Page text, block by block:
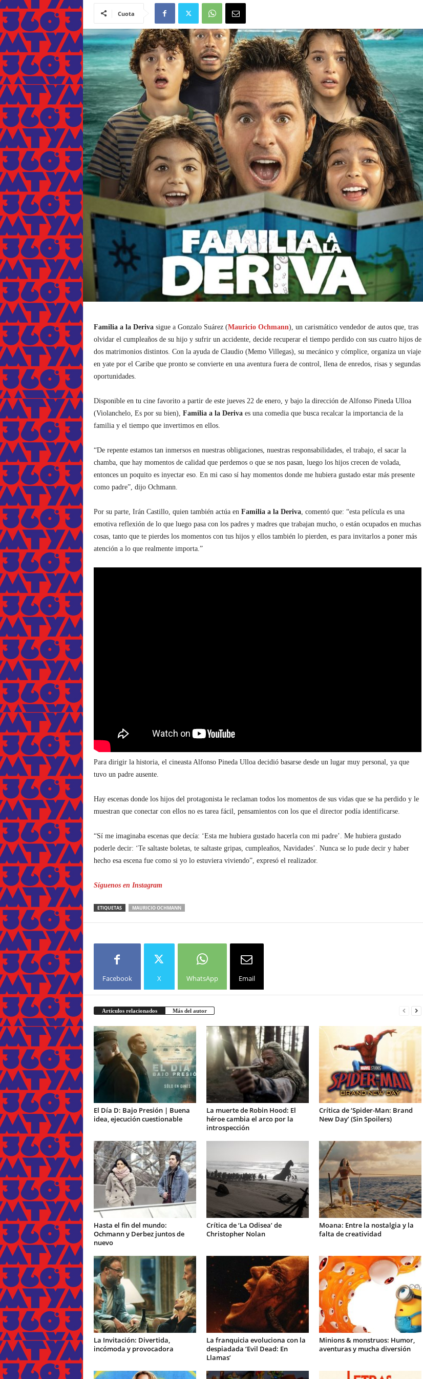
Cuota
Familia a la Derivasigue a Gonzalo Suárez (Mauricio Ochmann), un carismático vendedor de autos que, tras
olvidar el cumpleaños de su hijo y sufrir un accidente, decide recuperar el tiempo perdido con sus cuatro hijos de
dos matrimonios distintos. Con la ayuda de Claudio (Memo Villegas), su mecánico y cómplice, organiza un viaje
en yate por el Caribe que pronto se convierte en una aventura fuera de control, llena de enredos, risas y segundas
oportunidades.
Disponible en tu cine favorito a partir de este jueves 22 de enero, y bajo la dirección de Alfonso Pineda Ulloa
(Violanchelo, Es por su bien), Familia a la Derivaes una comedia que busca recalcar la importancia de la
familia y el tiempo que invertimos en ellos.
“De repente estamos tan inmersos en nuestras obligaciones, nuestras responsabilidades, el trabajo, el sacar la
chamba, que hay momentos de calidad que perdemos o que se nos pasan, luego los hijos crecen de volada,
entonces un poquito es inyectar eso. En mi caso sí hay momentos donde me hubiera gustado estar más presente
como padre”, dijo Ochmann.
Por su parte, Irán Castillo, quien también actúa en Familia a la Deriva, comentó que: “esta película es una
emotiva reflexión de lo que luego pasa con los padres y madres que trabajan mucho, o están ocupados en muchas
cosas, tanto que te pierdes los momentos con tus hijos y ellos también lo pierden, es para invitarlos a poner más
atención a lo que realmente importa.”
Para dirigir la historia, el cineasta Alfonso Pineda Ulloa decidió basarse desde un lugar muy personal, ya que
tuvo un padre ausente.
Hay escenas donde los hijos del protagonista le reclaman todos los momentos de sus vidas que se ha perdido y le
muestran que conectar con ellos no es tarea fácil, pensamientos con los que el director podía identificarse.
“Sí me imaginaba escenas que decía: ‘Esta me hubiera gustado hacerla con mi padre’. Me hubiera gustado
poderle decir: ‘Te saltaste boletas, te saltaste gripas, cumpleaños, Navidades’. Nunca se lo pude decir y haber
hecho esa escena fue como si yo lo estuviera viviendo”, expresó el realizador.
Síguenos en Instagram
ETIQUETAS MAURICIO OCHMANN
Facebook X WhatsApp Email
Artículos relacionados Más del autor
El Día D: Bajo Presión | Buena
idea, ejecución cuestionable
La muerte de Robin Hood: El
héroe cambia el arco por la
introspección
Crítica de ‘Spider-Man: Brand
New Day’ (Sin Spoilers)
Hasta el fin del mundo:
Ochmann y Derbez juntos de
nuevo
Crítica de ‘La Odisea’ de
Christopher Nolan
Moana: Entre la nostalgia y la
falta de creatividad
La Invitación: Divertida,
incómoda y provocadora
La franquicia evoluciona con la
despiadada ‘Evil Dead: En
Llamas’
Minions & monstruos: Humor,
aventuras y mucha diversión